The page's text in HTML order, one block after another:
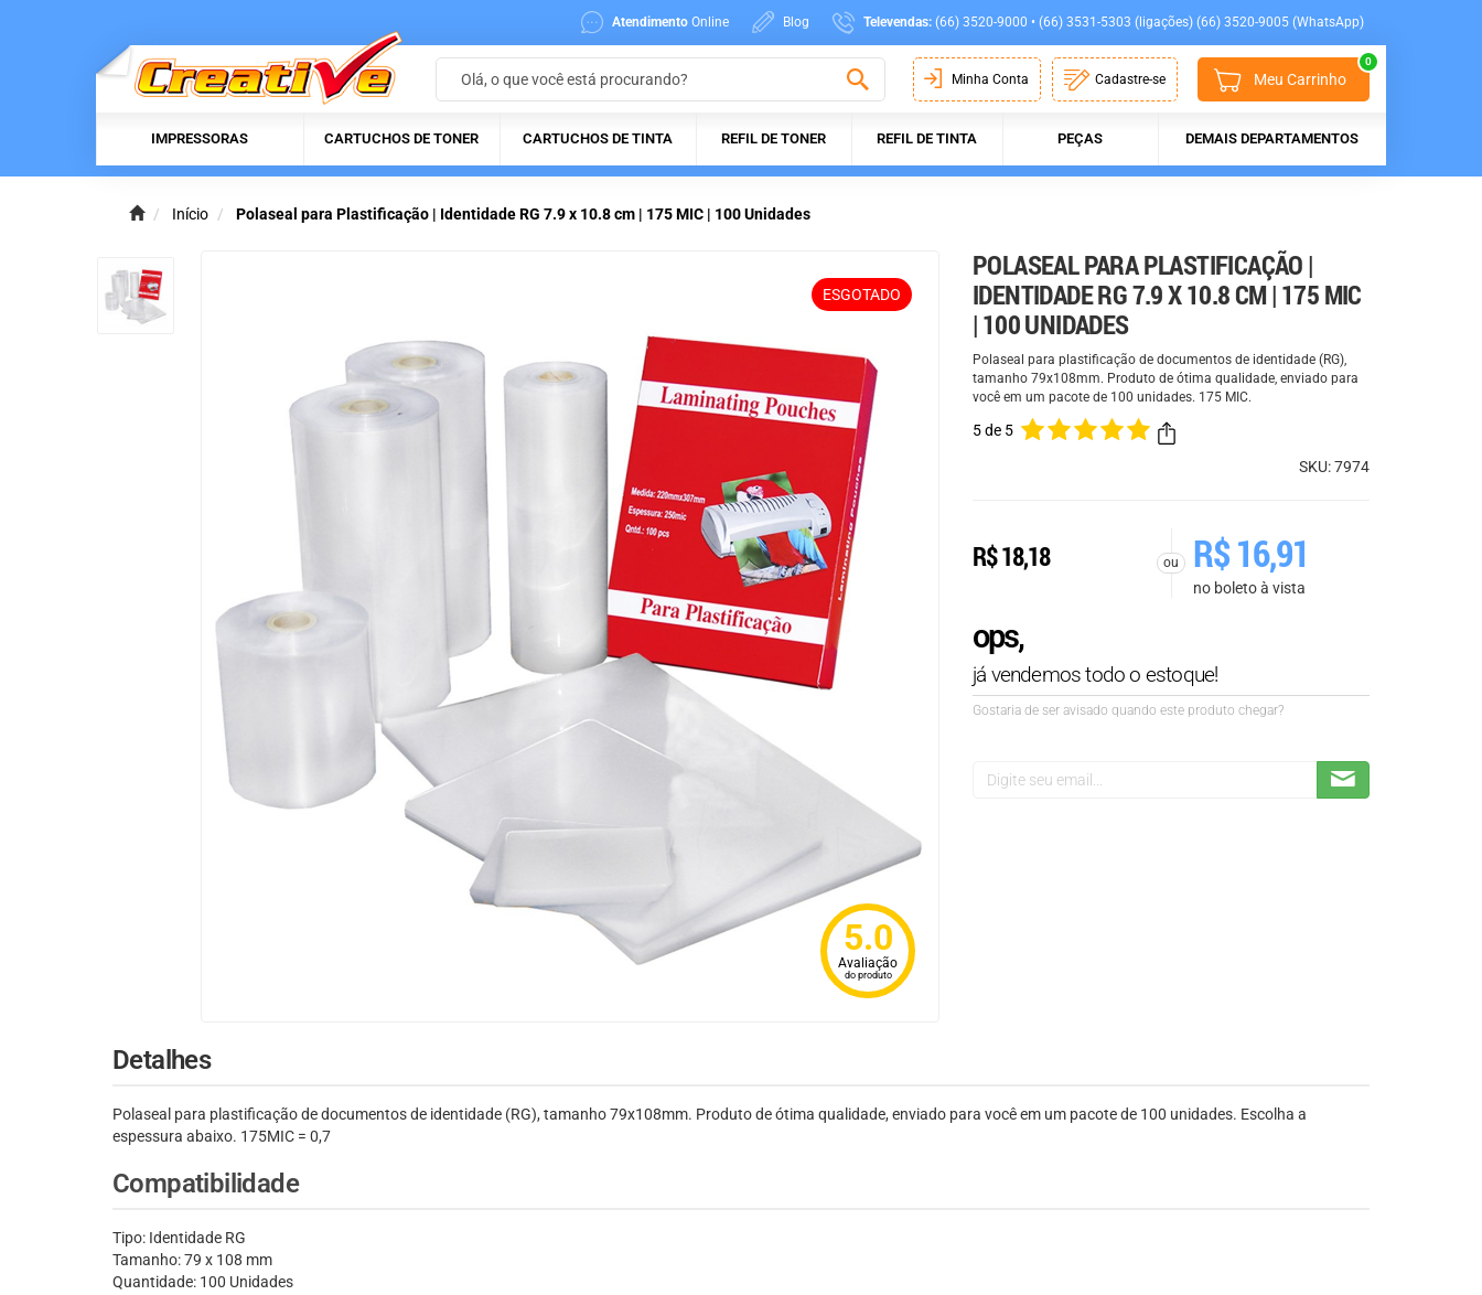
Atendimento Online Blog Televendas: (66) 3520-9000 • (66) 3531-5303 (ligações) (66) 3520-9005 (WhatsApp)
Minha Conta Cadastre-se Meu Carrinho
0
IMPRESSORAS CARTUCHOS DE TONER CARTUCHOS DE TINTA REFIL DE TONER REFIL DE TINTA PEÇAS DEMAIS DEPARTAMENTOS
Início Polaseal para Plastificação | Identidade RG 7.9 x 10.8 cm | 175 MIC | 100 Unidades
ESGOTADO
5.0
Avaliação
do produto
POLASEAL PARA PLASTIFICAÇÃO |
IDENTIDADE RG 7.9 X 10.8 CM | 175 MIC
| 100 UNIDADES
Polaseal para plastificação de documentos de identidade (RG),
tamanho 79x108mm. Produto de ótima qualidade, enviado para
você em um pacote de 100 unidades. 175 MIC.
5 de 5
SKU: 7974
R$18,18 ou R$16,91
no boleto à vista
ops,
já vendemos todo o estoque!
Gostaria de ser avisado quando este produto chegar?
Detalhes
Polaseal para plastificação de documentos de identidade (RG), tamanho 79x108mm. Produto de ótima qualidade, enviado para você em um pacote de 100 unidades. Escolha a
espessura abaixo. 175MIC = 0,7
Compatibilidade
Tipo: Identidade RG
Tamanho: 79 x 108 mm
Quantidade: 100 Unidades